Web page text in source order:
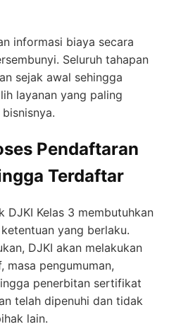
informasi biaya secara
Seluruh tahapan
sejak awal sehingga
layanan yang paling
Pendaftaran
Terdaftar
DJKI Kelas 3 membutuhkan
yang berlaku.
DJKI akan melakukan
masa pengumuman,
penerbitan sertifikat
telah dipenuhi dan tidak
lain.